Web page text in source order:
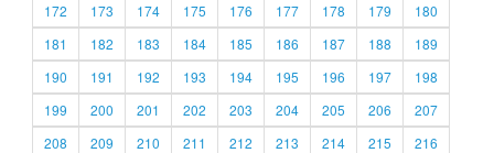
172
173 174 175 176 177 178 179
180
181
182 183 184 185 186 187 188
189
190
191 192 193 194 195 196 197
198
199
200 201 202 203 204 205 206
207
208
209 210 211 212 213 214 215
216